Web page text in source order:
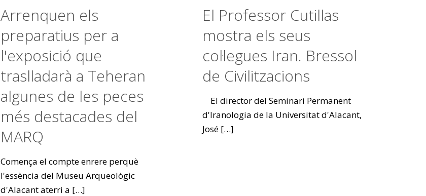
Arrenquen els
preparatius per a
l'exposició que
traslladarà a Teheran
algunes de les peces
més destacades del
MARQ
Comença el compte enrere perquè
l'essència del Museu Arqueològic
d'Alacant aterri a […]
El Professor Cutillas
mostra els seus
col·legues Iran. Bressol
de Civilitzacions
El director del Seminari Permanent
d'Iranologia de la Universitat d'Alacant,
José […]